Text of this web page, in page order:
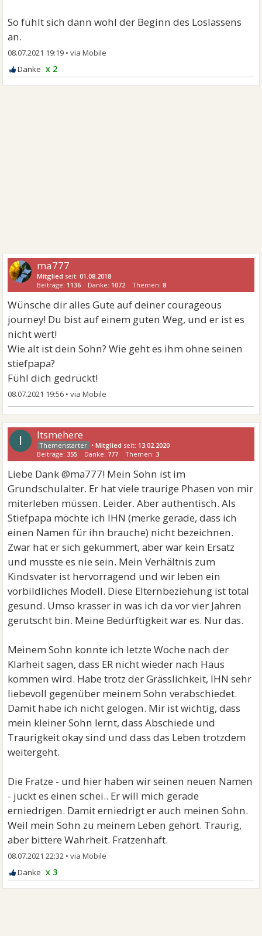
So fühlt sich dann wohl der Beginn des Loslassens
an.
08.07.2021 19:19 •
x 2
ma777
Mitglied seit:01.08.2018
Beiträge: 1136 Danke: 1072 Themen:8
Wünsche dir alles Gute auf deiner courageous
journey! Du bist auf einem guten Weg, und er ist es
nicht wert!
Wie alt ist dein Sohn? Wie geht es ihm ohne seinen
stiefpapa?
Fühl dich gedrückt!
08.07.2021 19:56 •
I Itsmehere
•Mitglied seit: 13.02.2020
Beiträge:355 Danke: 777 Themen:3
Liebe Dank @ma777! Mein Sohn ist im
Grundschulalter. Er hat viele traurige Phasen von mir
miterleben müssen. Leider. Aber authentisch. Als
Stiefpapa möchte ich IHN (merke gerade, dass ich
einen Namen für ihn brauche) nicht bezeichnen.
Zwar hat er sich gekümmert, aber war kein Ersatz
und musste es nie sein. Mein Verhältnis zum
Kindsvater ist hervorragend und wir leben ein
vorbildliches Modell. Diese Elternbeziehung ist total
gesund. Umso krasser in was ich da vor vier Jahren
gerutscht bin. Meine Bedürftigkeit war es. Nur das.
Meinem Sohn konnte ich letzte Woche nach der
Klarheit sagen, dass ER nicht wieder nach Haus
kommen wird. Habe trotz der Grässlichkeit, IHN sehr
liebevoll gegenüber meinem Sohn verabschiedet.
Damit habe ich nicht gelogen. Mir ist wichtig, dass
mein kleiner Sohn lernt, dass Abschiede und
Traurigkeit okay sind und dass das Leben trotzdem
weitergeht.
Die Fratze - und hier haben wir seinen neuen Namen
- juckt es einen schei.. Er will mich gerade
erniedrigen. Damit erniedrigt er auch meinen Sohn.
Weil mein Sohn zu meinem Leben gehört. Traurig,
aber bittere Wahrheit. Fratzenhaft.
08.07.2021 22:32 •
x 3